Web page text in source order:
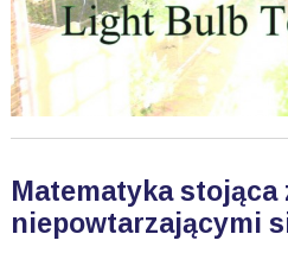
Matematyka
niepowtarzającymi